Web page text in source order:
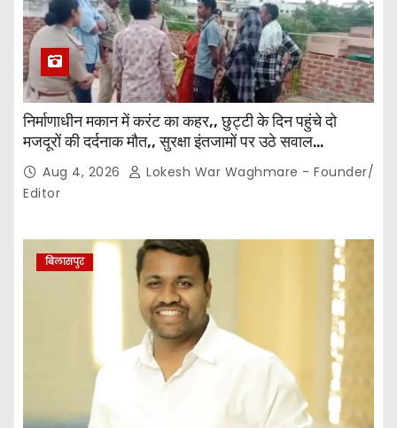
निर्माणाधीन मकान में करंट का कहर,, छुट्टी के दिन पहुंचे दो
मजदूरों की दर्दनाक मौत,, सुरक्षा इंतजामों पर उठे सवाल…
Aug 4, 2026
Lokesh War Waghmare - Founder/
Editor
बिलासपुर